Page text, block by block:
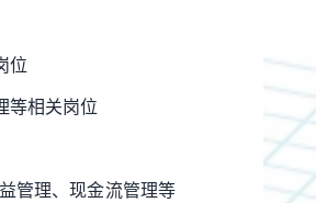
位
等相关岗位
管理、现金流管理等